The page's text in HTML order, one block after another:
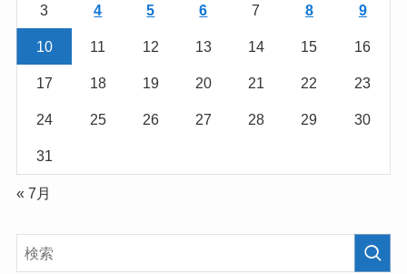
3 4 5 6 7 8 9
10 11 12 13 14 15 16
17 18 19 20 21 22 23
24 25 26 27 28 29 30
31
« 7月